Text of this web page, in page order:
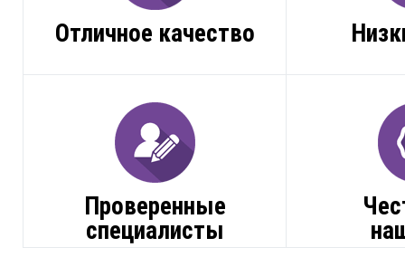
Отличное качество
Проверенные
специалисты